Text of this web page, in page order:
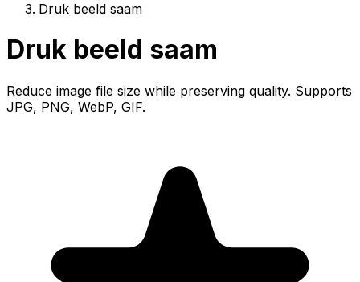
Druk beeld saam
Druk beeld saam
Reduce image file size while preserving quality. Supports
JPG, PNG, WebP, GIF.